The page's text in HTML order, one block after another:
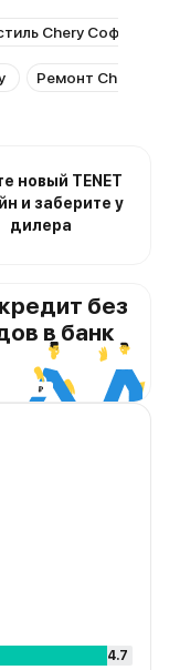
Chery Софийская
Ремонт Chery
новый TENET
и заберите у
дилера
без
в банк
4.7